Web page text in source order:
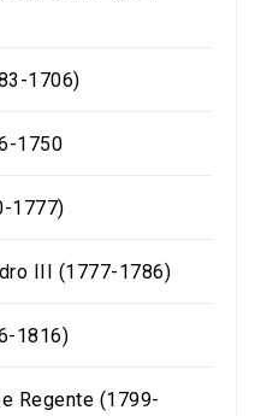
1706)
1750
1777)
III (1777-1786)
1816)
Regente (1799-